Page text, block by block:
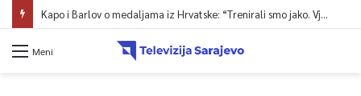
Kapo i Barlov o medaljama iz Hrvatske: “Trenirali smo jako. Vjerovali smo”
Meni